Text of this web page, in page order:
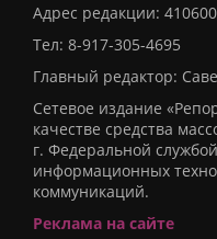
Адрес редакции:
Тел: 8-917-305-4695
Главный редактор:
Сетевое издание
качестве средства
г. Федеральной
информационных
коммуникаций.
Реклама на сайте